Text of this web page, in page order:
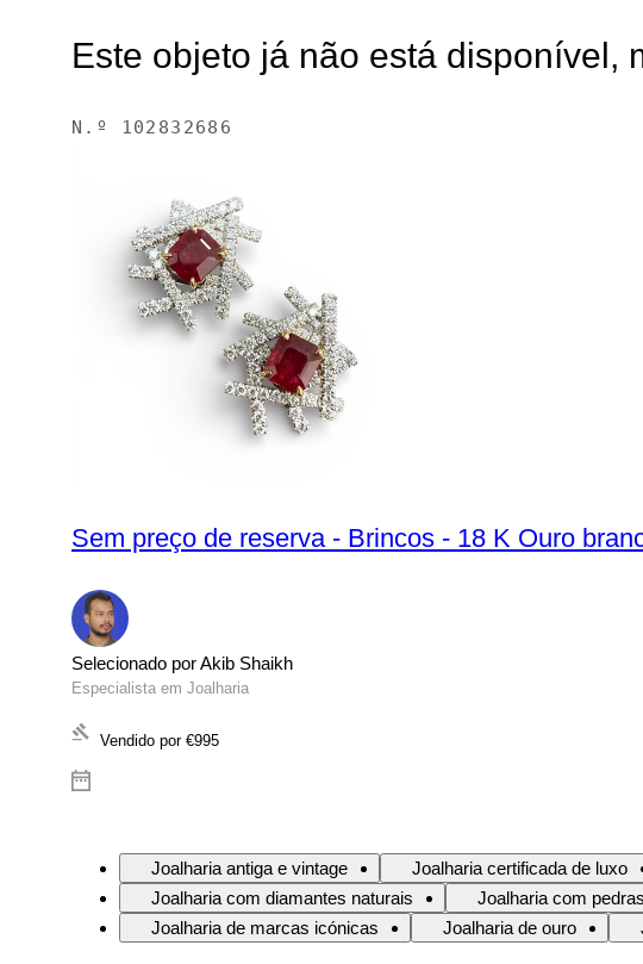
Este objeto já não está disponível,
N.º 102832686
Sem preço de reserva - Brincos - 18 K Ouro
Selecionado por Akib Shaikh
Especialista em Joalharia
Vendido por €995
Joalharia antiga e vintage Joalharia certificada de luxo
Joalharia com diamantes naturais
Joalharia com
Joalharia de marcas icónicas
Joalharia de ouro